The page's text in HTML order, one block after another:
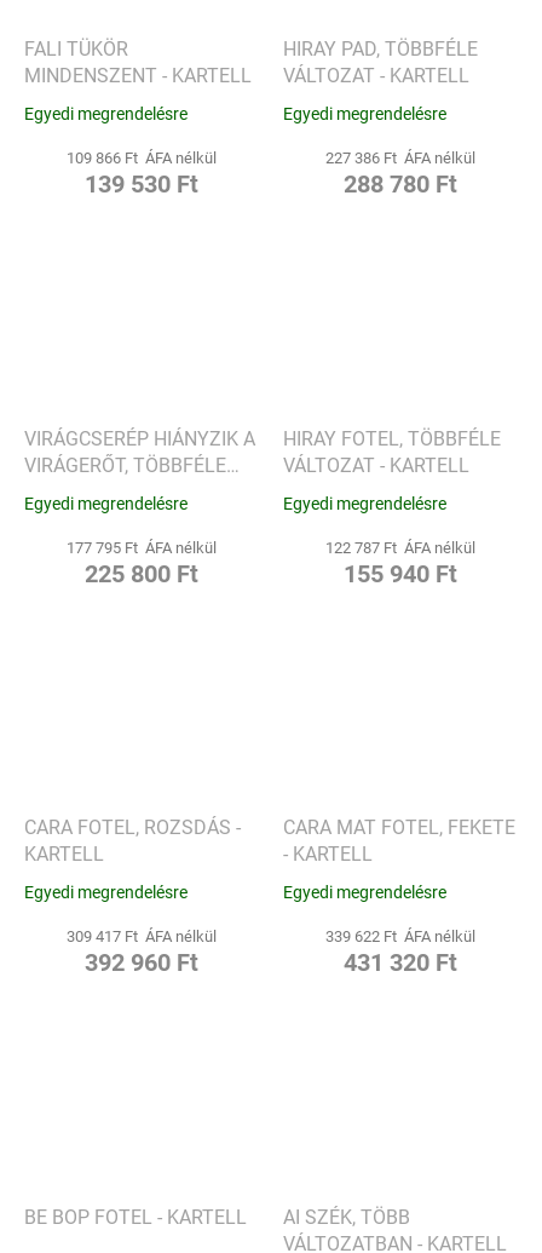
FALI TÜKÖR
MINDENSZENT - KARTELL
Egyedi megrendelésre
109 866 Ft ÁFA nélkül
139 530 Ft
HIRAY PAD, TÖBBFÉLE
VÁLTOZAT - KARTELL
Egyedi megrendelésre
227 386 Ft ÁFA nélkül
288 780 Ft
VIRÁGCSERÉP HIÁNYZIK A
VIRÁGERŐT, TÖBBFÉLE
VÁLTOZAT - KARTELL
Egyedi megrendelésre
177 795 Ft ÁFA nélkül
225 800 Ft
HIRAY FOTEL, TÖBBFÉLE
VÁLTOZAT - KARTELL
Egyedi megrendelésre
122 787 Ft ÁFA nélkül
155 940 Ft
CARA FOTEL, ROZSDÁS -
KARTELL
Egyedi megrendelésre
309 417 Ft ÁFA nélkül
392 960 Ft
CARA MAT FOTEL, FEKETE
- KARTELL
Egyedi megrendelésre
339 622 Ft ÁFA nélkül
431 320 Ft
BE BOP FOTEL - KARTELL
AI SZÉK, TÖBB
VÁLTOZATBAN - KARTELL